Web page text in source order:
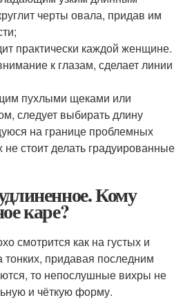
черты овала, придав им
практически каждой женщине.
к глазам, сделает линии
пухлыми щеками или
следует выбирать длину
на границе проблемных
не стоит делать градуированные
Кому
каре?
смотрится как на густых и
тонких, придавая последним
то непослушные вихры не
и чёткую форму.